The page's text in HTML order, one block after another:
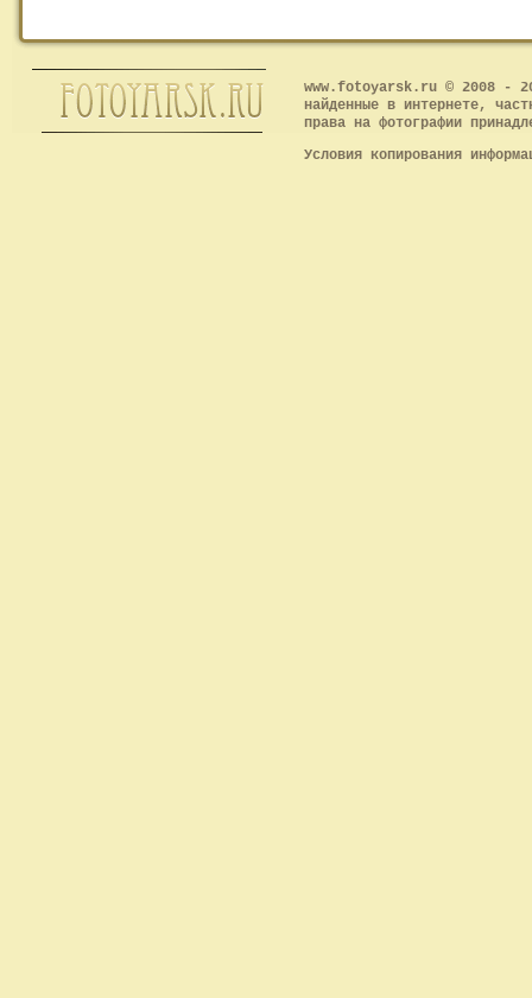
www.fotoyarsk.ru © 2008 -
найденные в интернете,
права на фотографии
Условия копирования